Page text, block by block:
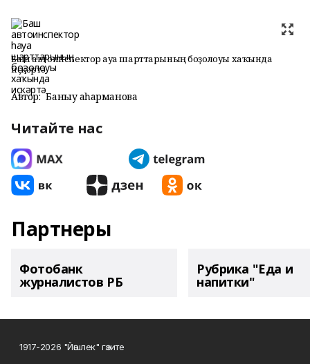
Баш автоинспектор һауа шарттарының боҙолоуы хаҡында
иҫкәртә
Автор: Баныу Ҡаһарманова
Читайте нас
Партнеры
Фотобанк
журналистов РБ
Рубрика "Еда и
напитки"
1917-2026 "Йәшлек" гәзите